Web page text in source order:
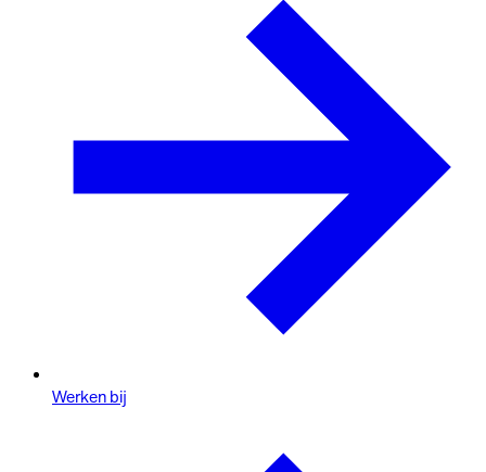
Werken bij